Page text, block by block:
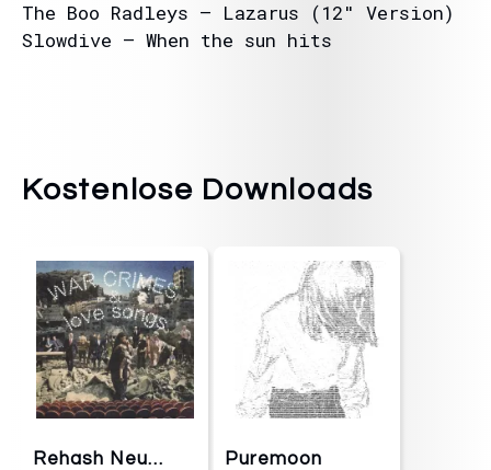
The Boo Radleys – Lazarus (12″ Version)
Slowdive – When the sun hits
Kostenlose Downloads
Rehash Neu
Puremoon